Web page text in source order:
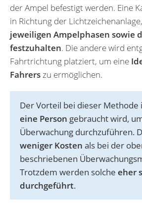
der Ampel befestigt werden. Eine
in Richtung der
jeweiligen Ampelphasen sowie
festzuhalten. Die andere wird
Fahrtrichtung platziert, um eine
Fahrers zu ermöglichen.
Der Vorteil bei dieser Methode
eine Person gebraucht wird,
Überwachung durchzuführen.
weniger Kosten als bei der
beschriebenen
Trotzdem werden solche eher
durchgeführt.